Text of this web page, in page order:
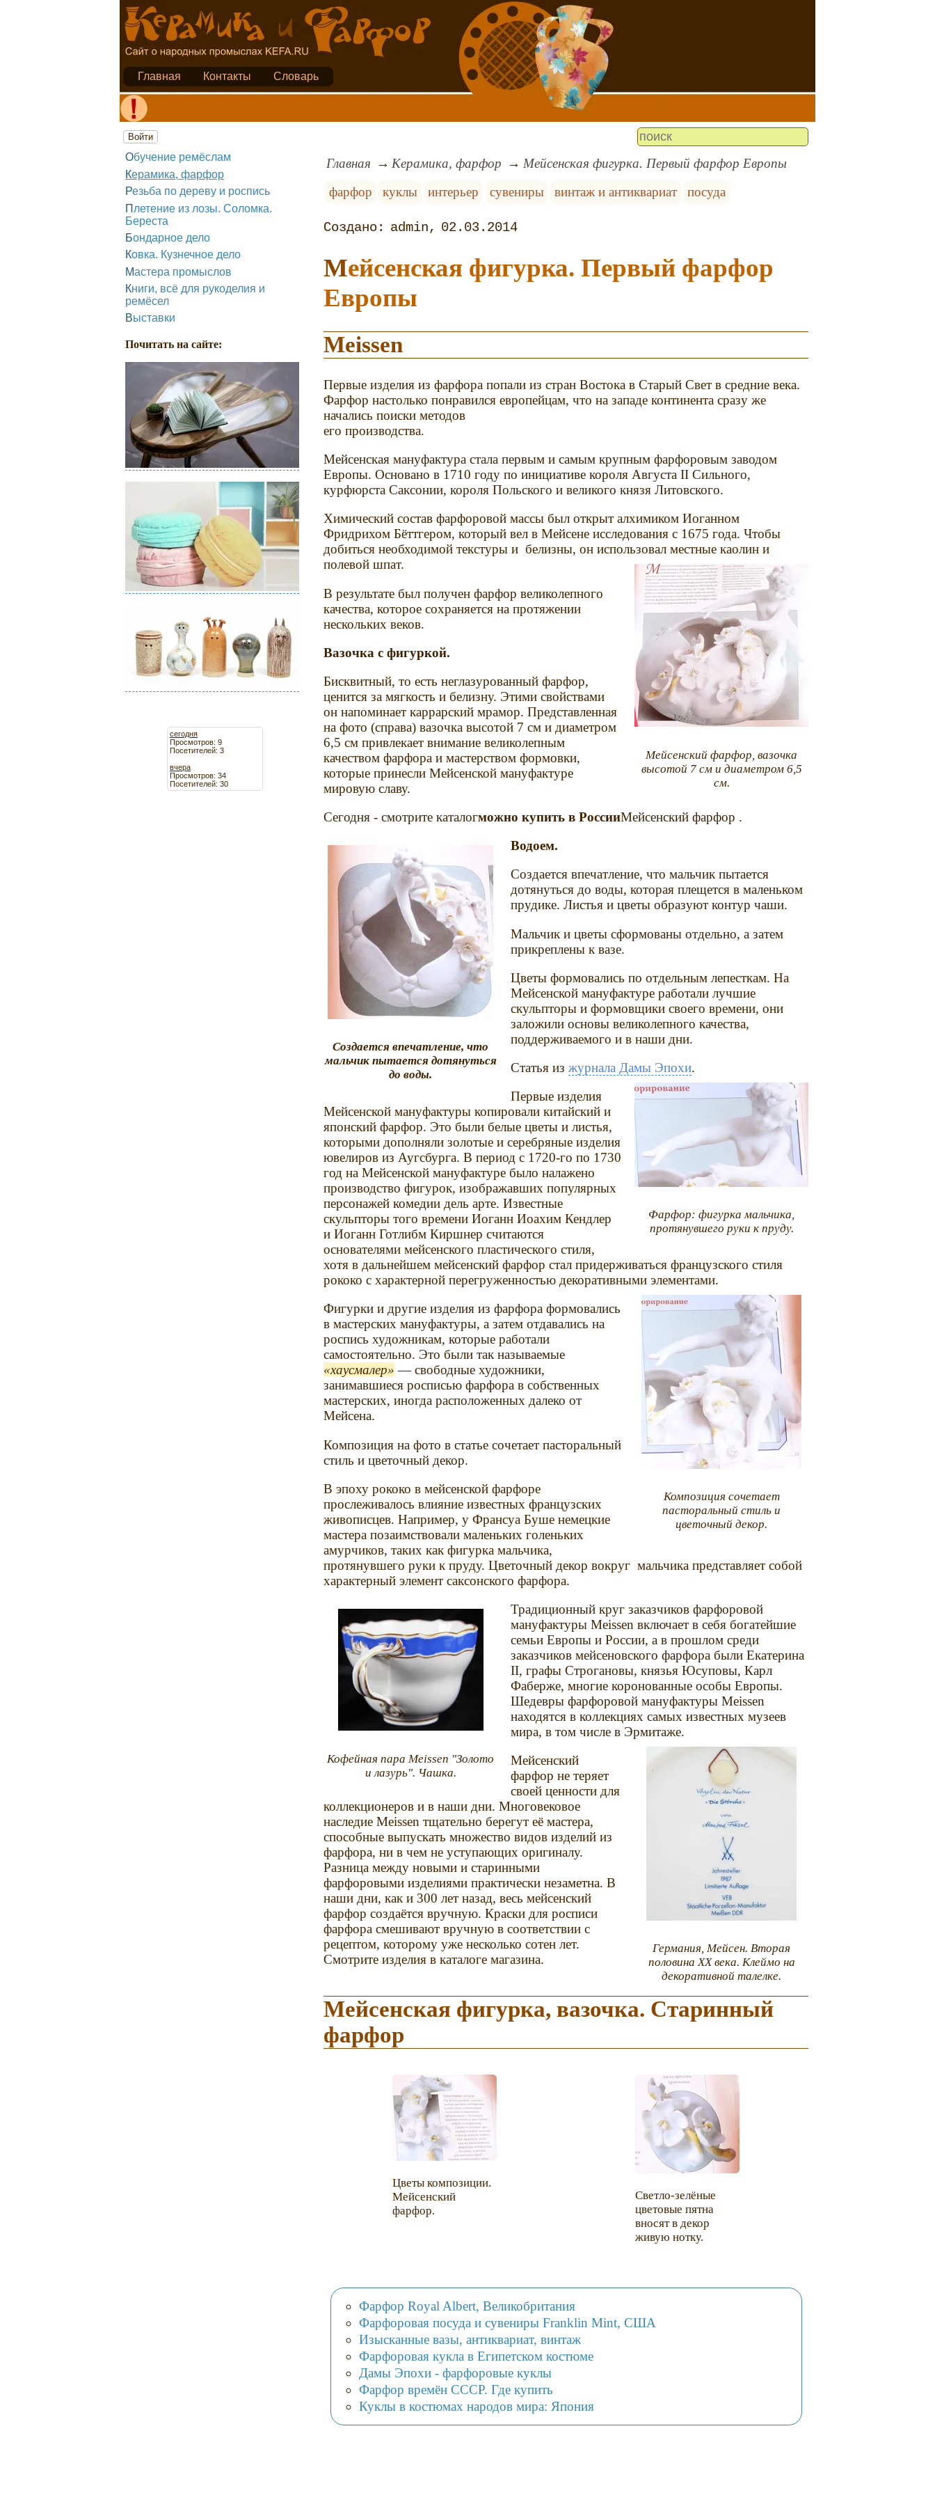
Главная Контакты Словарь
Войти
Обучение ремёслам
Керамика, фарфор
Резьба по дереву и роспись
Плетение из лозы. Соломка.
Береста
Бондарное дело
Ковка. Кузнечное дело
Мастера промыслов
Книги, всё для рукоделия и
ремёсел
Выставки
Почитать на сайте:
сегодня
Просмотров: 9
Посетителей: 3
вчера
Просмотров: 34
Посетителей: 30
Главная Керамика, фарфор
Мейсенская фигурка. Первый фарфор Европы
фарфор
куклы интерьер сувениры винтаж и антиквариат посуда
admin 02.03.2014
Мейсенская фигурка. Первый фарфор
Европы
Meissen
Первые изделия из фарфора попали из стран Востока в Старый Свет в средние века.
Фарфор настолько понравился европейцам, что на западе континента сразу же
начались поиски методов
его производства.
Мейсенская мануфактура стала первым и самым крупным фарфоровым заводом
Европы. Основано в 1710 году по инициативе короля Августа II Сильного,
курфюрста Саксонии, короля Польского и великого князя Литовского.
Химический состав фарфоровой массы был открыт алхимиком Иоганном
Фридрихом Бёттгером, который вел в Мейсене исследования с 1675 года. Чтобы
добиться необходимой текстуры и белизны, он использовал местные каолин и
полевой шпат.
Мейсенский фарфор, вазочка
высотой 7 см и диаметром 6,5
см.
В результате был получен фарфор великолепного
качества, которое сохраняется на протяжении
нескольких веков.
Вазочка с фигуркой.
Бисквитный, то есть неглазурованный фарфор,
ценится за мягкость и белизну. Этими свойствами
он напоминает каррарский мрамор. Представленная
на фото (справа) вазочка высотой 7 см и диаметром
6,5 см привлекает внимание великолепным
качеством фарфора и мастерством формовки,
которые принесли Мейсенской мануфактуре
мировую славу.
Сегодня - смотрите каталогможно купить в РоссииМейсенский фарфор .
Создается впечатление, что
мальчик пытается дотянуться
до воды.
Водоем.
Создается впечатление, что мальчик пытается
дотянуться до воды, которая плещется в маленьком
прудике. Листья и цветы образуют контур чаши.
Мальчик и цветы сформованы отдельно, а затем
прикреплены к вазе.
Цветы формовались по отдельным лепесткам. На
Мейсенской мануфактуре работали лучшие
скульпторы и формовщики своего времени, они
заложили основы великолепного качества,
поддерживаемого и в наши дни.
Статья изжурнала Дамы Эпохи.
Фарфор: фигурка мальчика,
протянувшего руки к пруду.
Первые изделия
Мейсенской мануфактуры копировали китайский и
японский фарфор. Это были белые цветы и листья,
которыми дополняли золотые и серебряные изделия
ювелиров из Аугсбурга. В период с 1720-го по 1730
год на Мейсенской мануфактуре было налажено
производство фигурок, изображавших популярных
персонажей комедии дель арте. Известные
скульпторы того времени Иоганн Иоахим Кендлер
и Иоганн Готлибм Киршнер считаются
основателями мейсенского пластического стиля,
хотя в дальнейшем мейсенский фарфор стал придерживаться французского стиля
рококо с характерной перегруженностью декоративными элементами.
Композиция сочетает
пасторальный стиль и
цветочный декор.
Фигурки и другие изделия из фарфора формовались
в мастерских мануфактуры, а затем отдавались на
роспись художникам, которые работали
самостоятельно. Это были так называемые
хаусмалер
— свободные художники,
занимавшиеся росписью фарфора в собственных
мастерских, иногда расположенных далеко от
Мейсена.
Композиция на фото в статье сочетает пасторальный
стиль и цветочный декор.
В эпоху рококо в мейсенской фарфоре
прослеживалось влияние известных французских
живописцев. Например, у Франсуа Буше немецкие
мастера позаимствовали маленьких голеньких
амурчиков, таких как фигурка мальчика,
протянувшего руки к пруду. Цветочный декор вокруг мальчика представляет собой
характерный элемент саксонского фарфора.
Кофейная пара Meissen "Золото
и лазурь". Чашка.
Традиционный круг заказчиков фарфоровой
мануфактуры Meissen включает в себя богатейшие
семьи Европы и России, а в прошлом среди
заказчиков мейсеновского фарфора были Екатерина
II, графы Строгановы, князья Юсуповы, Карл
Фаберже, многие коронованные особы Европы.
Шедевры фарфоровой мануфактуры Meissen
находятся в коллекциях самых известных музеев
мира, в том числе в Эрмитаже.
Германия, Мейсен. Вторая
половина ХХ века. Клеймо на
декоративной талелке.
Мейсенский
фарфор не теряет
своей ценности для
коллекционеров и в наши дни. Многовековое
наследие Meissen тщательно берегут её мастера,
способные выпускать множество видов изделий из
фарфора, ни в чем не уступающих оригиналу.
Разница между новыми и старинными
фарфоровыми изделиями практически незаметна. В
наши дни, как и 300 лет назад, весь мейсенский
фарфор создаётся вручную. Краски для росписи
фарфора смешивают вручную в соответствии с
рецептом, которому уже несколько сотен лет.
Смотрите изделия в каталоге магазина.
Мейсенская фигурка, вазочка. Старинный
фарфор
Цветы композиции.
Мейсенский
фарфор.
Светло-зелёные
цветовые пятна
вносят в декор
живую нотку.
Фарфор Royal Albert, Великобритания
Фарфоровая посуда и сувениры Franklin Mint, США
Изысканные вазы, антиквариат, винтаж
Фарфоровая кукла в Египетском костюме
Дамы Эпохи - фарфоровые куклы
Фарфор времён СССР. Где купить
Куклы в костюмах народов мира: Япония